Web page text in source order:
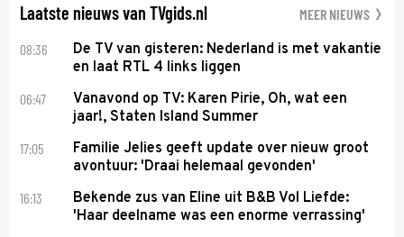
Laatste nieuws van TVgids.nl MEER NIEUWS
08:36
De TV van gisteren: Nederland is met vakantie
en laat RTL 4 links liggen
06:47
Vanavond op TV: Karen Pirie, Oh, wat een
jaar!, Staten Island Summer
17:05
Familie Jelies geeft update over nieuw groot
avontuur: 'Draai helemaal gevonden'
16:13
Bekende zus van Eline uit B&B Vol Liefde:
'Haar deelname was een enorme verrassing'